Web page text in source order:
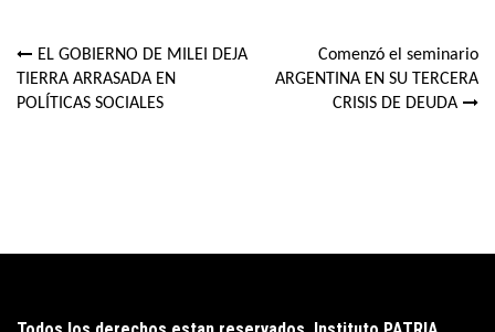
Navegación
de
EL GOBIERNO DE MILEI DEJA
TIERRA ARRASADA EN
POLÍTICAS SOCIALES
Comenzó el seminario
ARGENTINA EN SU TERCERA
CRISIS DE DEUDA